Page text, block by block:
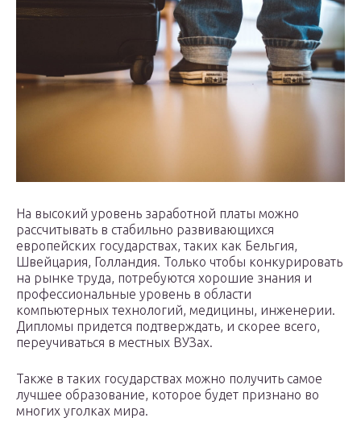
На высокий уровень заработной платы можно
рассчитывать в стабильно развивающихся
европейских государствах, таких как Бельгия,
Швейцария, Голландия. Только чтобы конкурировать
на рынке труда, потребуются хорошие знания и
профессиональные уровень в области
компьютерных технологий, медицины, инженерии.
Дипломы придется подтверждать, и скорее всего,
переучиваться в местных ВУЗах.
Также в таких государствах можно получить самое
лучшее образование, которое будет признано во
многих уголках мира.